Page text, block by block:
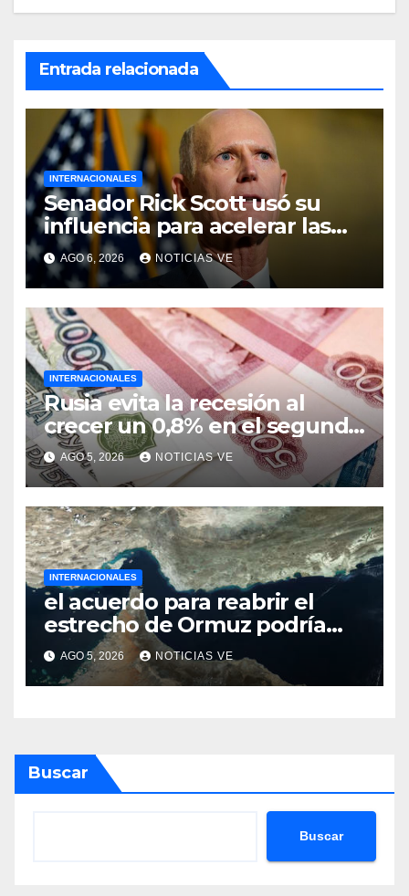
Entrada relacionada
INTERNACIONALES
Senador Rick Scott usó su
influencia para acelerar las
elecciones en Venezuela
AGO 6, 2026 NOTICIAS VE
INTERNACIONALES
Rusia evita la recesión al
crecer un 0,8% en el segundo
trimestre
AGO 5, 2026 NOTICIAS VE
INTERNACIONALES
el acuerdo para reabrir el
estrecho de Ormuz podría
concretarse esta semana
AGO 5, 2026 NOTICIAS VE
Buscar
Buscar